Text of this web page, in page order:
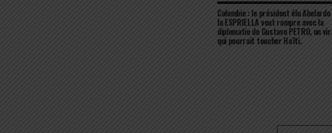
Colombie : le président élu Abelardo
la ESPRIELLA veut rompre avec la
diplomatie de Gustavo PETRO, un
qui pourrait toucher Haïti.